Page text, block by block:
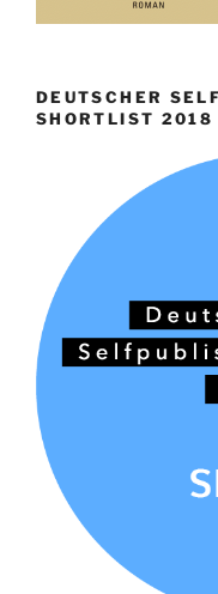
DEUTSCHER
SHORTLIST 2018